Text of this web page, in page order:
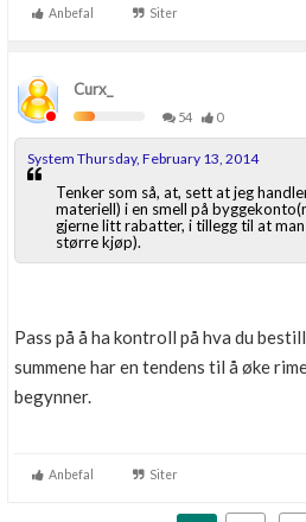
Anbefal Siter
Curx_
54
0
System Thursday, February 13, 2014
Tenker som så, at, sett at jeg
materiell) i en smell på
gjerne litt rabatter, i tillegg til at
større kjøp).
Pass på å ha kontroll på hva du
summene har en tendens til å øke
begynner.
Anbefal Siter